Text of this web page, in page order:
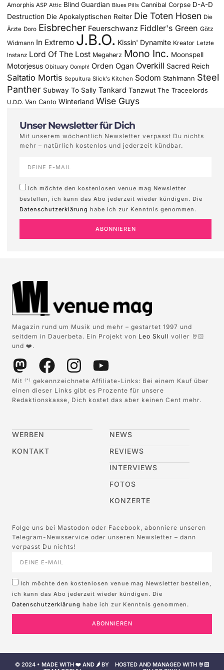
Amorphis ASP Attic Blind Guardian Blues Pills Cannibal Corpse D-A-D
Destruction Die Apokalyptischen Reiter Die Toten Hosen Die
Ärzte Doro Eisbrecher Feuerschwanz Fiddler's Green Götz
Widmann In Extremo J.B.O. Kissin' Dynamite Kreator Letzte
Instanz Lord Of The Lost Megaherz Mono Inc. Moonspell
Motorjesus Obituary Oomph! Orden Ogan Overkill Sacred Reich
Saltatio Mortis Sepultura Slick's Kitchen Sodom Stahlmann Steel
Panther Subway To Sally Tankard Tanzwut The Traceelords
U.D.O. Van Canto Winterland Wise Guys
Unser Newsletter für Dich
Mit unserem wöchentlich Newsletter verpasst Du nichts
mehr – natürlich kostenlos und jederzeit kündbar.
Ich möchte den kostenlosen venue mag Newsletter
bestellen, ich kann das Abo jederzeit wieder kündigen. Die
Datenschutzerklärung habe ich zur Kenntnis genommen.
ABONNIEREN
Magazin rund um Musik und mehr – gestartet 1997 und
seitdem in Dauerbeta. Ein Projekt von Leo Skull voller 🤘🏻
und ❤️.
Mit (*)
gekennzeichnete Affiliate-Links: Bei einem Kauf über
einen dieser Links gibt es Prozente für unsere
Redaktionskasse, Dich kostet das aber keinen Cent mehr.
WERBEN
KONTAKT
NEWS
REVIEWS
INTERVIEWS
FOTOS
KONZERTE
Folge uns bei Mastodon oder Facebook, abonniere unseren
Telegram-Newsservice oder unseren Newsletter – dann
verpasst Du nichts!
Ich möchte den kostenlosen venue mag Newsletter bestellen,
ich kann das Abo jederzeit wieder kündigen. Die
Datenschutzerklärung habe ich zur Kenntnis genommen.
ABONNIEREN
© 2024 • MADE WITH ❤️ AND 🌶️ BY
HOSTED AND MANAGED WITH 🤘🏻